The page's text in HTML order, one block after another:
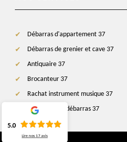
Débarras d'appartement 37
Débarras de grenier et cave 37
Antiquaire 37
Brocanteur 37
Rachat instrument musique 37
Entreprise de débarras 37
5.0
Lire nos17 avis